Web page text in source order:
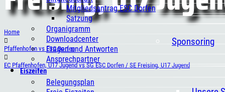
Sponsoring
Mitgliedsantrag ESC Dorfen
Satzung
Organigramm
Downloadcenter
Fragen und Antworten
Ansprechpartner
Eiszeiten
Belegungsplan
Home
Pfaffenhofen vs ESC Dorfen
EC Pfaffenhofen, U17 Jugend vs SG ESC Dorfen / SE Freising, U17 Jugend